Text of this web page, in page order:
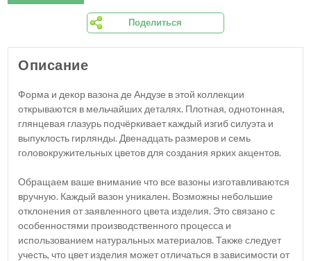
Поделиться
Описание
Форма и декор вазона де Андузе в этой коллекции
открываются в мельчайших деталях. Плотная, однотонная,
глянцевая глазурь подчёркивает каждый изгиб силуэта и
выпуклость гирлянды. Двенадцать размеров и семь
головокружительных цветов для создания ярких акцентов.
Обращаем ваше внимание что все вазоны изготавливаются
вручную. Каждый вазон уникален. Возможны небольшие
отклонения от заявленного цвета изделия. Это связано с
особенностями производственного процесса и
использованием натуральных материалов. Также следует
учесть, что цвет изделия может отличаться в зависимости от